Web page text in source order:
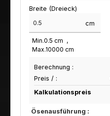
Breite (Dreieck)
cm
Min.0.5 cm
Max.10000 cm
Berechnung :
Preis / :
Kalkulationspreis
Ösenausführung :